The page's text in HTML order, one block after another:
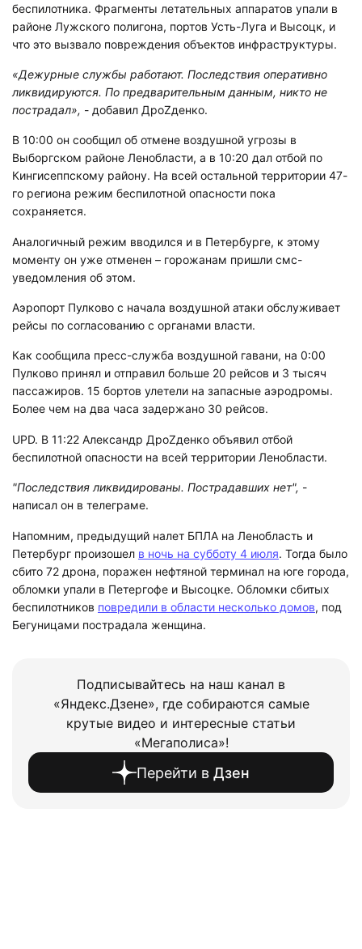
беспилотника. Фрагменты летательных аппаратов упали в
районе Лужского полигона, портов Усть-Луга и Высоцк, и
что это вызвало повреждения объектов инфраструктуры.
«Дежурные службы работают. Последствия оперативно
ликвидируются. По предварительным данным, никто не
пострадал», - добавил ДроZденко.
В 10:00 он сообщил об отмене воздушной угрозы в
Выборгском районе Ленобласти, а в 10:20 дал отбой по
Кингисеппскому району. На всей остальной территории 47-
го региона режим беспилотной опасности пока
сохраняется.
Аналогичный режим вводился и в Петербурге, к этому
моменту он уже отменен – горожанам пришли смс-
уведомления об этом.
Аэропорт Пулково с начала воздушной атаки обслуживает
рейсы по согласованию с органами власти.
Как сообщила пресс-служба воздушной гавани, на 0:00
Пулково принял и отправил больше 20 рейсов и 3 тысяч
пассажиров. 15 бортов улетели на запасные аэродромы.
Более чем на два часа задержано 30 рейсов.
UPD. В 11:22 Александр ДроZденко объявил отбой
беспилотной опасности на всей территории Ленобласти.
"Последствия ликвидированы. Пострадавших нет", -
написал он в телеграме.
Напомним, предыдущий налет БПЛА на Ленобласть и
Петербург произошел в ночь на субботу 4 июля. Тогда было
сбито 72 дрона, поражен нефтяной терминал на юге города,
обломки упали в Петергофе и Высоцке. Обломки сбитых
беспилотников повредили в области несколько домов, под
Бегуницами пострадала женщина.
Подписывайтесь на наш канал в
«Яндекс.Дзене», где собираются самые
крутые видео и интересные статьи
«Мегаполиса»!
Перейти в Дзен